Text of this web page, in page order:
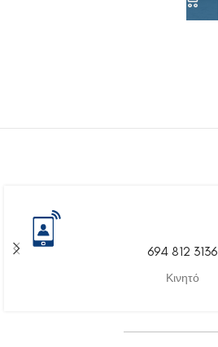
694 812 3136
Κινητό